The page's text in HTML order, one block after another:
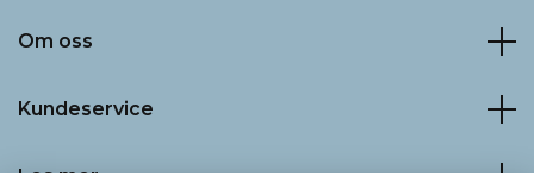
Om oss
Kundeservice
Les mer